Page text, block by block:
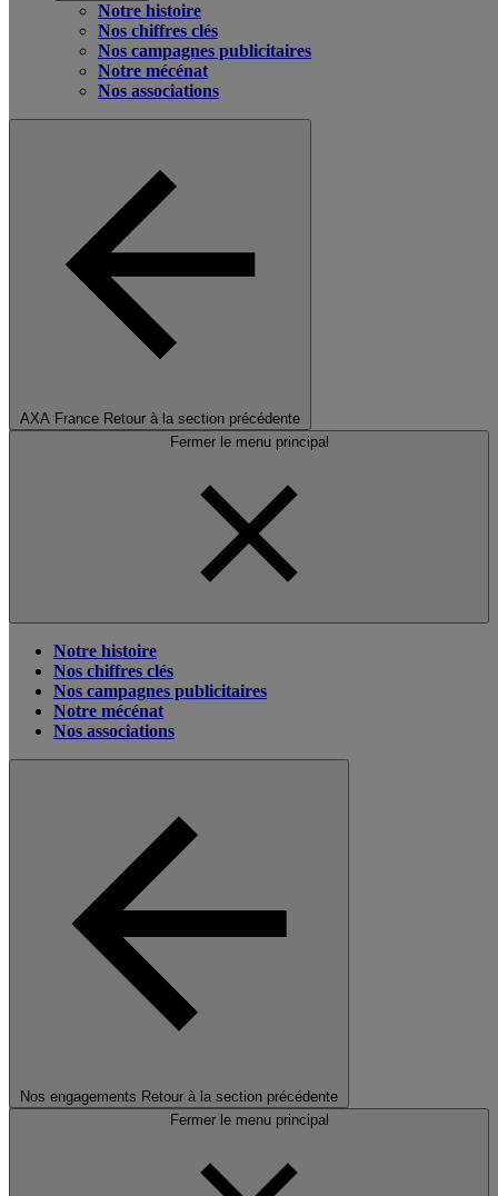
Notre histoire
Nos chiffres clés
Nos campagnes publicitaires
Notre mécénat
Nos associations
AXA France Retour à la section précédente
Fermer le menu principal
Notre histoire
Nos chiffres clés
Nos campagnes publicitaires
Notre mécénat
Nos associations
Nos engagements Retour à la section précédente
Fermer le menu principal